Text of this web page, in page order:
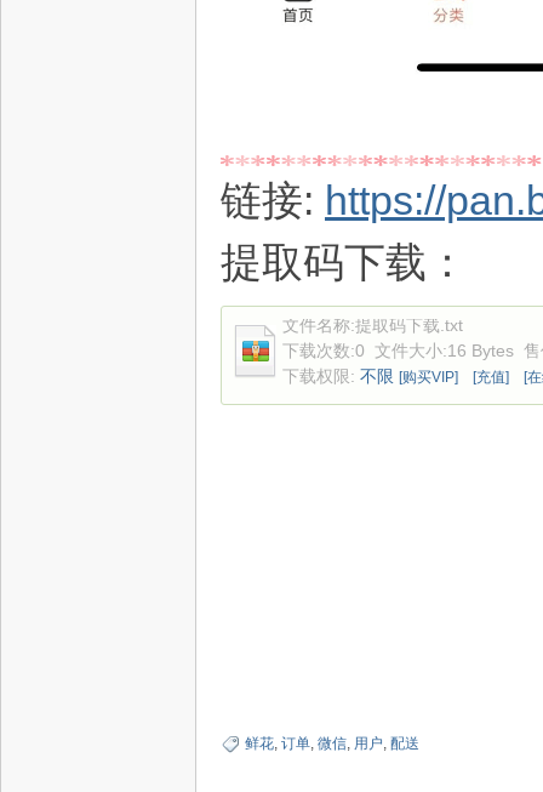
链接: https://
提取码下载：
文件名称:提取码下载.txt
下载次数:0 文件大小:16 Bytes
下载权限: 不限 [购买VIP] [充值] [
鲜花, 订单, 微信, 用户, 配送